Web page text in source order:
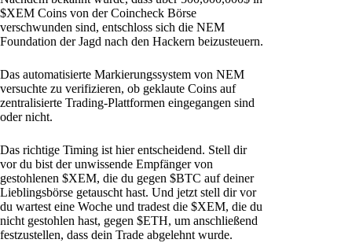
$XEM Coins von der Coincheck Börse
verschwunden sind, entschloss sich die NEM
Foundation der Jagd nach den Hackern beizusteuern.
Das automatisierte Markierungssystem von NEM
versuchte zu verifizieren, ob geklaute Coins auf
zentralisierte Trading-Plattformen eingegangen sind
oder nicht.
Das richtige Timing ist hier entscheidend. Stell dir
vor du bist der unwissende Empfänger von
gestohlenen $XEM, die du gegen $BTC auf deiner
Lieblingsbörse getauscht hast. Und jetzt stell dir vor
du wartest eine Woche und tradest die $XEM, die du
nicht gestohlen hast, gegen $ETH, um anschließend
festzustellen, dass dein Trade abgelehnt wurde.